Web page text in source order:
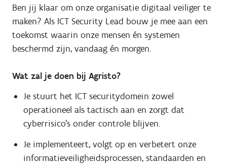
Ben jij klaar om onze organisatie digitaal veiliger te
maken? Als ICT Security Lead bouw je mee aan een
toekomst waarin onze mensen én systemen
beschermd zijn, vandaag én morgen.
Wat zal je doen bij Agristo?
Je stuurt het ICT securitydomein zowel
operationeel als tactisch aan en zorgt dat
cyberrisico’s onder controle blijven.
Je implementeert, volgt op en verbetert onze
informatieveiligheidsprocessen, standaarden en